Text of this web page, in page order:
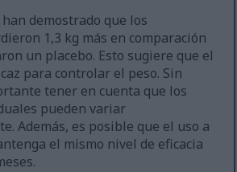
demostrado que los
1,3 kg más en comparación
un placebo. Esto sugiere que el
para controlar el peso. Sin
tener en cuenta que los
pueden variar
Además, es posible que el uso a
el mismo nivel de eficacia